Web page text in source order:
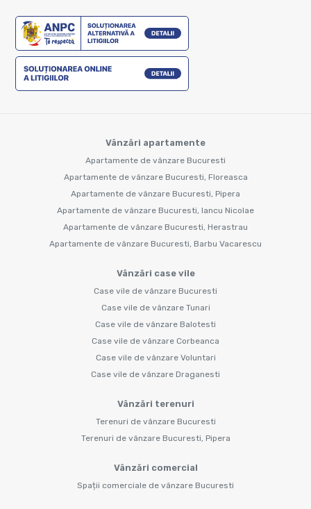
Vânzări apartamente
Apartamente de vânzare Bucuresti
Apartamente de vânzare Bucuresti, Floreasca
Apartamente de vânzare Bucuresti, Pipera
Apartamente de vânzare Bucuresti, Iancu Nicolae
Apartamente de vânzare Bucuresti, Herastrau
Apartamente de vânzare Bucuresti, Barbu Vacarescu
Vânzări case vile
Case vile de vânzare Bucuresti
Case vile de vânzare Tunari
Case vile de vânzare Balotesti
Case vile de vânzare Corbeanca
Case vile de vânzare Voluntari
Case vile de vânzare Draganesti
Vânzări terenuri
Terenuri de vânzare Bucuresti
Terenuri de vânzare Bucuresti, Pipera
Vânzări comercial
Spații comerciale de vânzare Bucuresti